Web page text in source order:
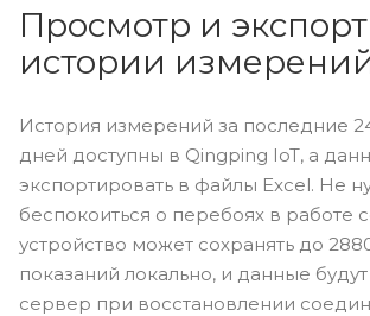
Просмотр и экспорт
истории
История измерений за последние
дней доступны в Qingping IoT, а
экспортировать в файлы Excel. Не
беспокоиться о перебоях в работе
устройство может сохранять до
показаний локально, и данные
сервер при восстановлении